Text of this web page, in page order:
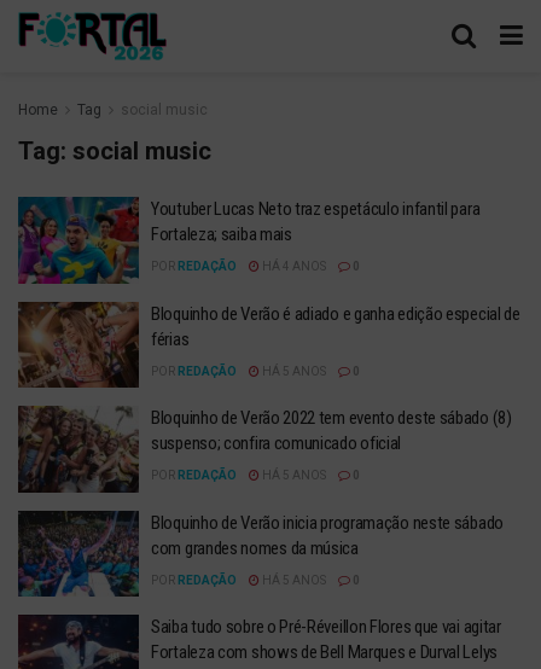
Home Tag social music
Tag: social music
Youtuber Lucas Neto traz espetáculo infantil para
Fortaleza; saiba mais
POR REDAÇÃO HÁ 4 ANOS
Bloquinho de Verão é adiado e ganha edição especial de
férias
POR REDAÇÃO HÁ 5 ANOS
Bloquinho de Verão 2022 tem evento deste sábado (8)
suspenso; confira comunicado oficial
POR REDAÇÃO HÁ 5 ANOS
Bloquinho de Verão inicia programação neste sábado
com grandes nomes da música
POR REDAÇÃO HÁ 5 ANOS
Saiba tudo sobre o Pré-Réveillon Flores que vai agitar
Fortaleza com shows de Bell Marques e Durval Lelys